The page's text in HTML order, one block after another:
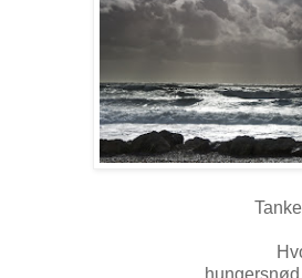
Tanker blir til
til
Hvorfor
hungersnød, krig,